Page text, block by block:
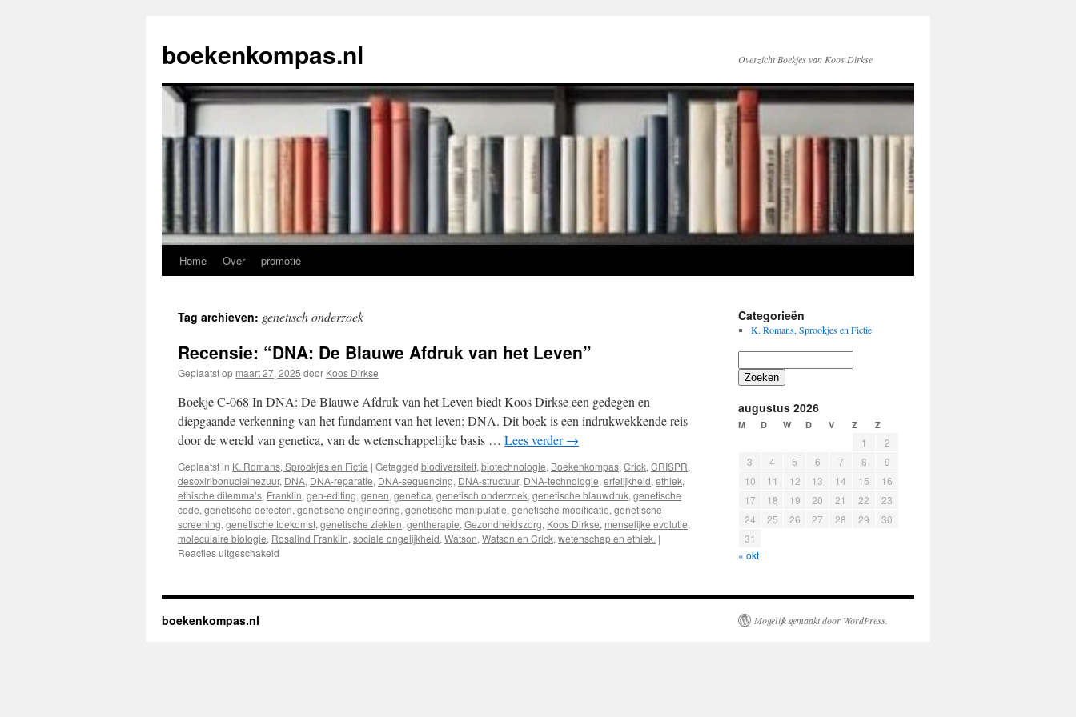
de
inhoud
boekenkompas.nl Overzicht Boekjes van Koos Dirkse
Home Over promotie
Tag archieven: genetisch onderzoek
Recensie: “DNA: De Blauwe Afdruk van het Leven”
Geplaatst op maart 27, 2025 door Koos Dirkse
Boekje C-068 In DNA: De Blauwe Afdruk van het Leven biedt Koos Dirkse een gedegen en
diepgaande verkenning van het fundament van het leven: DNA. Dit boek is een indrukwekkende reis
door de wereld van genetica, van de wetenschappelijke basis … Lees verder→
Geplaatst in K. Romans, Sprookjes en Fictie | Getagged biodiversiteit, biotechnologie, Boekenkompas, Crick, CRISPR,
desoxiribonucleinezuur, DNA, DNA-reparatie, DNA-sequencing, DNA-structuur, DNA-technologie, erfelijkheid, ethiek,
ethische dilemma’s, Franklin, gen-editing, genen, genetica, genetisch onderzoek, genetische blauwdruk, genetische
code, genetische defecten, genetische engineering, genetische manipulatie, genetische modificatie, genetische
screening, genetische toekomst, genetische ziekten, gentherapie, Gezondheidszorg, Koos Dirkse, menselijke evolutie,
moleculaire biologie, Rosalind Franklin, sociale ongelijkheid, Watson, Watson en Crick, wetenschap en ethiek. |
Reacties uitgeschakeld
De
Categorieën
K. Romans, Sprookjes en Fictie
Zoeken
augustus 2026
M D W D V Z Z
1
2
3
4 5 6 7 8
9
10
11 12 13 14 15
16
17
18 19 20 21 22
23
24
25 26 27 28 29
30
31
« okt
boekenkompas.nl Mogelijk gemaakt door WordPress.